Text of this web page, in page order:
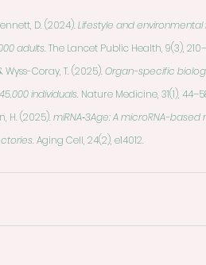
D. (2024). Lifestyle and
adults. The Lancet Public Health, 9(3),
Wyss-Coray, T. (2025). Organ-specific
individuals. Nature Medicine, 31(1),
H. (2025). miRNA‑3Age: A microRNA-
Aging Cell, 24(2), e14012.